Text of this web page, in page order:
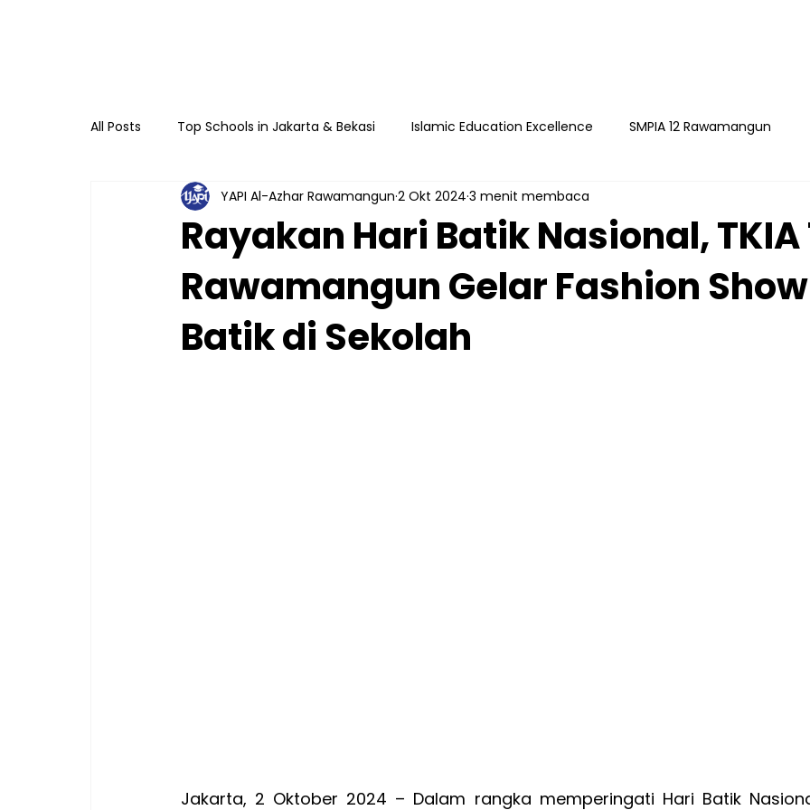
All Posts Top Schools in Jakarta & Bekasi Islamic Education Excellence SMPIA 12 Rawamangun
TKIA 13 Rawamangun SDIA 13 Rawamangun YAPI Playgroup Sakinah
Raudhatul Athfal Sakinah SMAIA 33 Jatimakmur
Rayakan Hari Batik Nasional, TKIA
Rawamangun Gelar Fashion Show
Batik di Sekolah
YAPI Al-Azhar Rawamangun 2 Okt 2024 3 menit membaca
Jakarta, 2 Oktober 2024 – Dalam rangka memperingati Hari Batik